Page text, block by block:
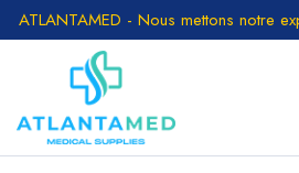
ATLANTAMED - Nous mettons notre